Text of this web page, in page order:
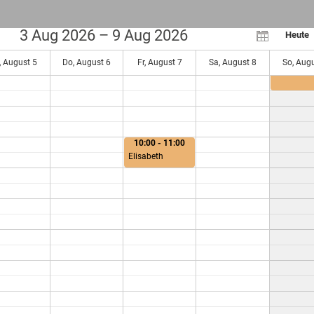
Heute
3 Aug 2026 – 9 Aug 2026
August 5 Do, August 6 Fr, August 7 Sa, August 8 So,
- 07:45
10:00 - 11:00
Elisabeth
07:00 -
Elisabeth